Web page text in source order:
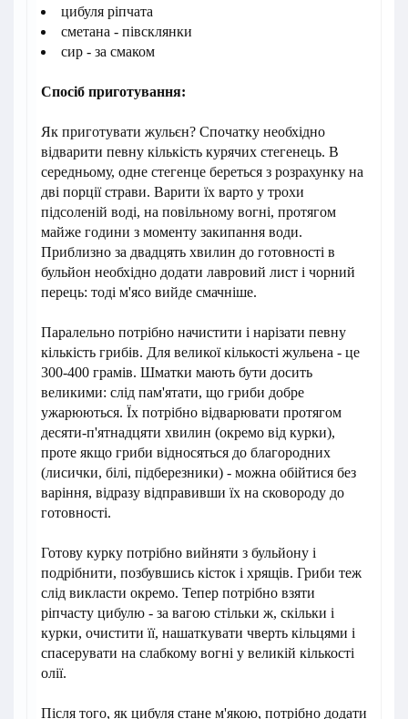
цибуля ріпчата
сметана - півсклянки
сир - за смаком
Спосіб приготування:
Як приготувати жульєн? Спочатку необхідно
відварити певну кількість курячих стегенець. В
середньому, одне стегенце береться з розрахунку на
дві порції страви. Варити їх варто у трохи
підсоленій воді, на повільному вогні, протягом
майже години з моменту закипання води.
Приблизно за двадцять хвилин до готовності в
бульйон необхідно додати лавровий лист і чорний
перець: тоді м'ясо вийде смачніше.
Паралельно потрібно начистити і нарізати певну
кількість грибів. Для великої кількості жульена - це
300-400 грамів. Шматки мають бути досить
великими: слід пам'ятати, що гриби добре
ужарюються. Їх потрібно відварювати протягом
десяти-п'ятнадцяти хвилин (окремо від курки),
проте якщо гриби відносяться до благородних
(лисички, білі, підберезники) - можна обійтися без
варіння, відразу відправивши їх на сковороду до
готовності.
Готову курку потрібно вийняти з бульйону і
подрібнити, позбувшись кісток і хрящів. Гриби теж
слід викласти окремо. Тепер потрібно взяти
ріпчасту цибулю - за вагою стільки ж, скільки і
курки, очистити її, нашаткувати чверть кільцями і
спасерувати на слабкому вогні у великій кількості
олії.
Після того, як цибуля стане м'якою, потрібно додати